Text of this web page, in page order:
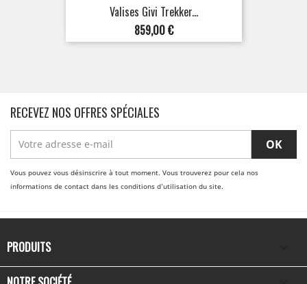
Valises Givi Trekker...
Prix
859,00 €
RECEVEZ NOS OFFRES SPÉCIALES
Vous pouvez vous désinscrire à tout moment. Vous trouverez pour cela nos
informations de contact dans les conditions d'utilisation du site.
PRODUITS